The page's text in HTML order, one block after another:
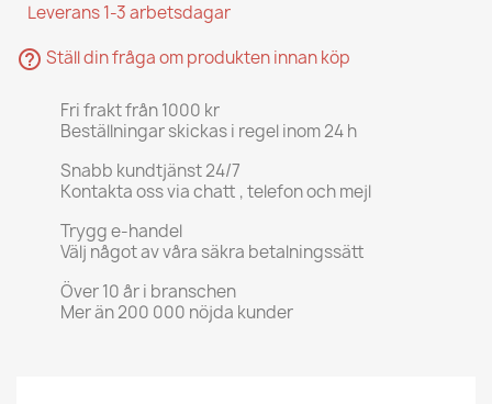
Leverans 1-3 arbetsdagar
help_outline Ställ din fråga om produkten innan köp
Fri frakt från 1000 kr
Beställningar skickas i regel inom 24 h
Snabb kundtjänst 24/7
Kontakta oss via chatt , telefon och mejl
Trygg e-handel
Välj något av våra säkra betalningssätt
Över 10 år i branschen
Mer än 200 000 nöjda kunder